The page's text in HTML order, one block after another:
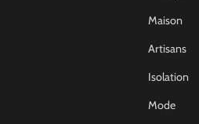
Maison
Artisans
Isolation
Mode